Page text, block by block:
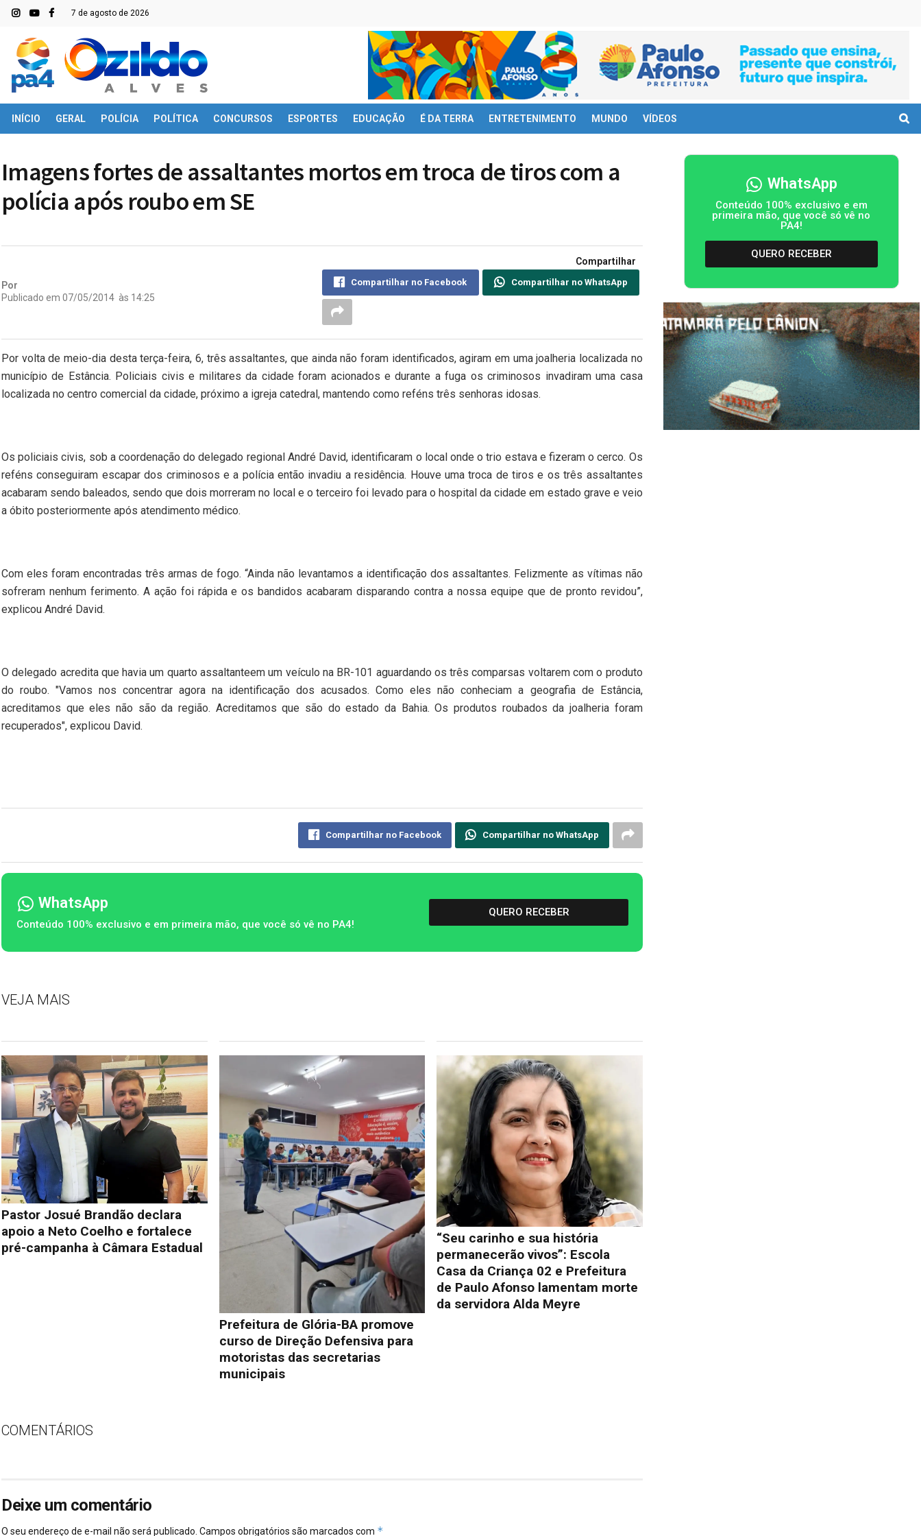
7 de agosto de 2026
INÍCIO GERAL POLÍCIA POLÍTICA CONCURSOS ESPORTES EDUCAÇÃO É DA TERRA ENTRETENIMENTO MUNDO VÍDEOS
Imagens fortes de assaltantes mortos em troca de tiros com a
polícia após roubo em SE
Por
Publicado em 07/05/2014 às 14:25
Compartilhar
Compartilhar no Facebook Compartilhar no WhatsApp
Por volta de meio-dia desta terça-feira, 6, três assaltantes, que ainda não foram identificados, agiram em uma joalheria localizada no
município de Estância. Policiais civis e militares da cidade foram acionados e durante a fuga os criminosos invadiram uma casa
localizada no centro comercial da cidade, próximo a igreja catedral, mantendo como reféns três senhoras idosas.
Os policiais civis, sob a coordenação do delegado regional André David, identificaram o local onde o trio estava e fizeram o cerco. Os
reféns conseguiram escapar dos criminosos e a polícia então invadiu a residência. Houve uma troca de tiros e os três assaltantes
acabaram sendo baleados, sendo que dois morreram no local e o terceiro foi levado para o hospital da cidade em estado grave e veio
a óbito posteriormente após atendimento médico.
Com eles foram encontradas três armas de fogo. “Ainda não levantamos a identificação dos assaltantes. Felizmente as vítimas não
sofreram nenhum ferimento. A ação foi rápida e os bandidos acabaram disparando contra a nossa equipe que de pronto revidou”,
explicou André David.
O delegado acredita que havia um quarto assaltanteem um veículo na BR-101 aguardando os três comparsas voltarem com o produto
do roubo. "Vamos nos concentrar agora na identificação dos acusados. Como eles não conheciam a geografia de Estância,
acreditamos que eles não são da região. Acreditamos que são do estado da Bahia. Os produtos roubados da joalheria foram
recuperados", explicou David.
Compartilhar no Facebook Compartilhar no WhatsApp
WhatsApp
Conteúdo 100% exclusivo e em primeira mão, que você só vê no PA4!
QUERO RECEBER
VEJA MAIS
Pastor Josué Brandão declara
apoio a Neto Coelho e fortalece
pré-campanha à Câmara Estadual
Prefeitura de Glória-BA promove
curso de Direção Defensiva para
motoristas das secretarias
municipais
“Seu carinho e sua história
permanecerão vivos”: Escola
Casa da Criança 02 e Prefeitura
de Paulo Afonso lamentam morte
da servidora Alda Meyre
COMENTÁRIOS
Deixe um comentário
O seu endereço de e-mail não será publicado. Campos obrigatórios são marcados com *
WhatsApp
Conteúdo 100% exclusivo e em
primeira mão, que você só vê no
PA4!
QUERO RECEBER